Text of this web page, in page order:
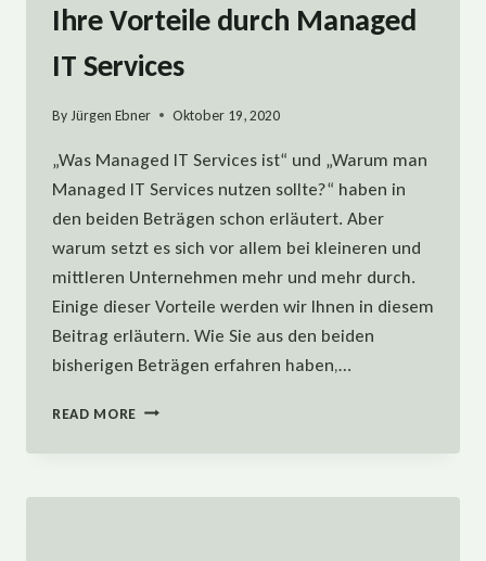
Ihre Vorteile durch Managed
IT Services
ByJürgen Ebner Oktober 19, 2020
„Was Managed IT Services ist“ und „Warum man
Managed IT Services nutzen sollte?“ haben in
den beiden Beträgen schon erläutert. Aber
warum setzt es sich vor allem bei kleineren und
mittleren Unternehmen mehr und mehr durch.
Einige dieser Vorteile werden wir Ihnen in diesem
Beitrag erläutern. Wie Sie aus den beiden
bisherigen Beträgen erfahren haben,…
READ MORE IHRE
IT